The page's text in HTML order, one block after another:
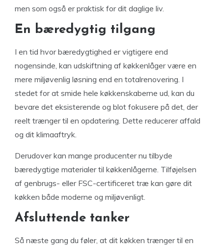
men som også er praktisk for dit daglige liv.
En bæredygtig tilgang
I en tid hvor bæredygtighed er vigtigere end
nogensinde, kan udskiftning af køkkenlåger være en
mere miljøvenlig løsning end en totalrenovering. I
stedet for at smide hele køkkenskaberne ud, kan du
bevare det eksisterende og blot fokusere på det, der
reelt trænger til en opdatering. Dette reducerer affald
og dit klimaaftryk.
Derudover kan mange producenter nu tilbyde
bæredygtige materialer til køkkenlågerne. Tilføjelsen
af genbrugs- eller FSC-certificeret træ kan gøre dit
køkken både moderne og miljøvenligt.
Afsluttende tanker
Så næste gang du føler, at dit køkken trænger til en